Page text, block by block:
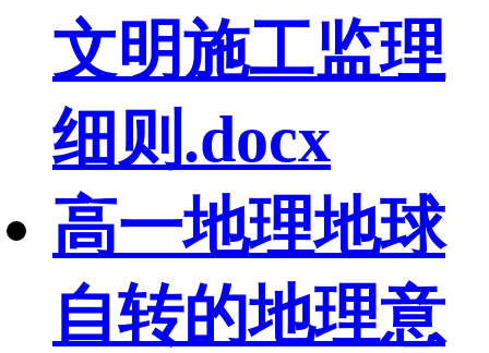
文明施工监理
细则.docx
高一地理地球
自转的地理意